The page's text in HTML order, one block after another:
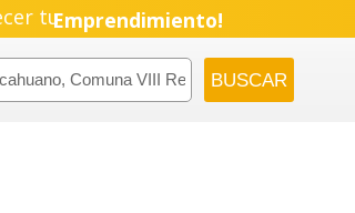
tuEmprendimiento!